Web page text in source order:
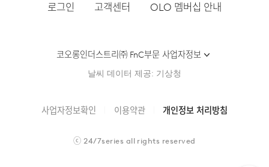
로그인 고객센터 OLO 멤버십 안내
코오롱인더스트리㈜ FnC부문 사업자정보
날씨 데이터 제공: 기상청
사업자정보확인 이용약관 개인정보 처리방침
ⓒ24/7series all rights reserved